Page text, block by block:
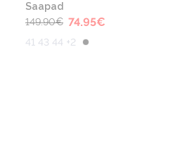
Saapad
149.90€ 74.95€
41 43 44 +2